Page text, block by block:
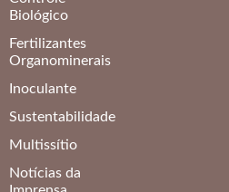
Biológico
Fertilizantes
Organominerais
Inoculante
Sustentabilidade
Multissítio
Notícias da